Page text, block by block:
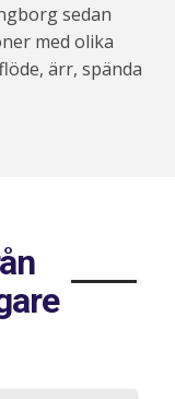
sedan
med olika
ärr, spända